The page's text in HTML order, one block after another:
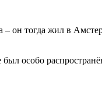
– он тогда жил в
особо